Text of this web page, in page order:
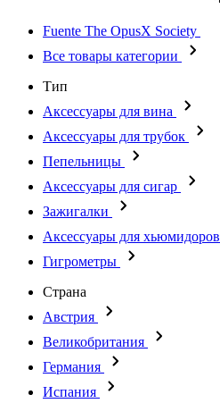
Fuente The OpusX Society
Все товары категории
Тип
Аксессуары для вина
Аксессуары для трубок
Пепельницы
Аксессуары для сигар
Зажигалки
Аксессуары для хьюмидоров
Гигрометры
Страна
Австрия
Великобритания
Германия
Испания